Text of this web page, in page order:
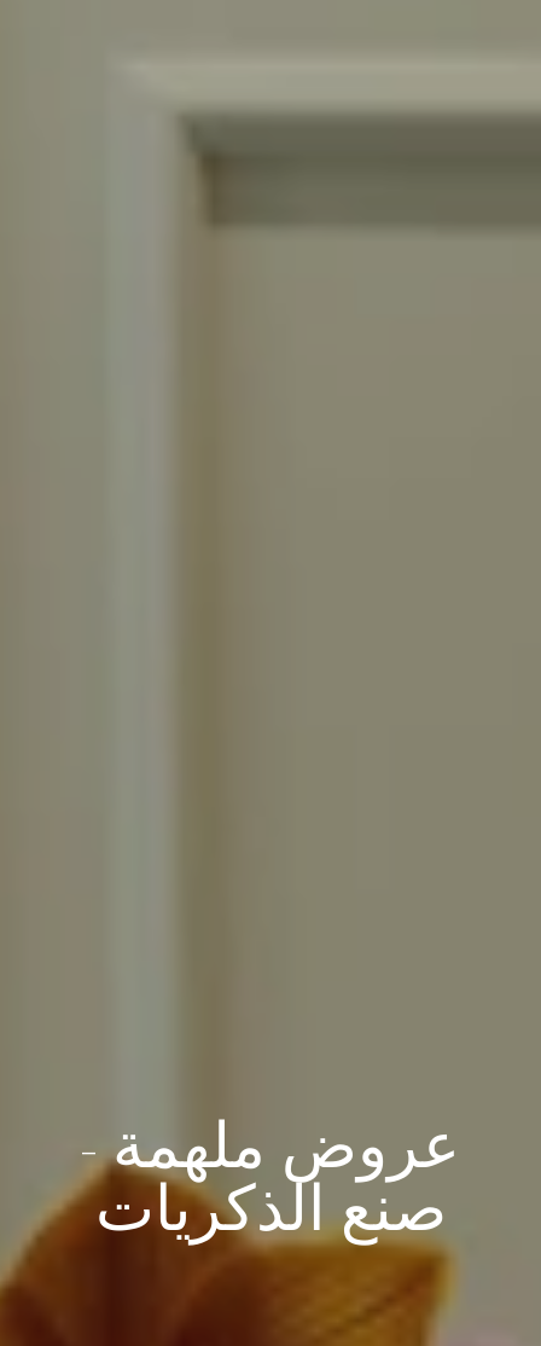
عروض ملهمة -
صنع الذكريات